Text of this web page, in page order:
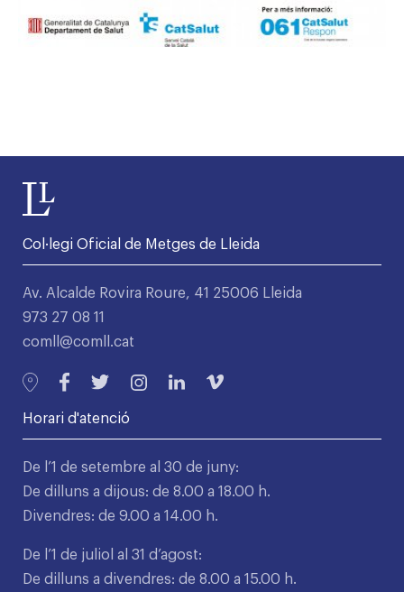
Col·legi Oficial de Metges de Lleida
Av. Alcalde Rovira Roure, 41 25006 Lleida
973 27 08 11
comll@comll.cat
Horari d'atenció
De l’1 de setembre al 30 de juny:
De dilluns a dijous: de 8.00 a 18.00 h.
Divendres: de 9.00 a 14.00 h.
De l’1 de juliol al 31 d’agost:
De dilluns a divendres: de 8.00 a 15.00 h.